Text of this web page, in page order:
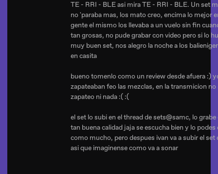
TE - RRI - BLE asi mira TE - RRI - BLE. Un set
no 'paraba mas, los mato creo, encima lo mejor
gente el mismo los llevaba a un vuelo sin fin
tan grosas, no pude grabar con video pero si lo
muy buen set, nos alegro la noche a los
en casita
bueno tomenlo como un review desde afuera :)
zapateaban feo las mezclas, en la transmicion
zapateo ni nada :( :(
el set lo subi en el thread de sets@samc, lo
tan buena calidad jaja se escucha bien y lo
como mucho, pero despues ivan va a subir el set
asi que imaginense como va a sonar